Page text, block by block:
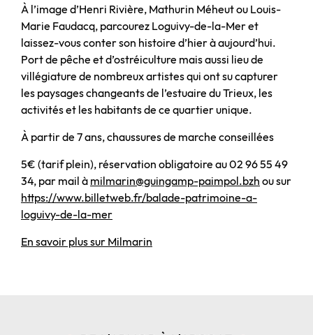
À l’image d’Henri Rivière, Mathurin Méheut ou Louis-
Marie Faudacq, parcourez Loguivy-de-la-Mer et
laissez-vous conter son histoire d’hier à aujourd’hui.
Port de pêche et d’ostréiculture mais aussi lieu de
villégiature de nombreux artistes qui ont su capturer
les paysages changeants de l’estuaire du Trieux, les
activités et les habitants de ce quartier unique.
À partir de 7 ans, chaussures de marche conseillées
5€ (tarif plein), réservation obligatoire au 02 96 55 49
34, par mail à milmarin@guingamp-paimpol.bzh ou sur
https://www.billetweb.fr/balade-patrimoine-a-
loguivy-de-la-mer
En savoir plus sur Milmarin